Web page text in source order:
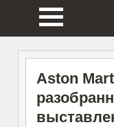
Aston